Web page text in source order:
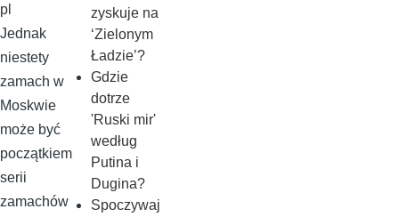
pl
Jednak
niestety
zamach w
Moskwie
może być
początkiem
serii
zamachów
zyskuje na
‘Zielonym
Ładzie’?
Gdzie
dotrze
'Ruski mir'
według
Putina i
Dugina?
Spoczywaj